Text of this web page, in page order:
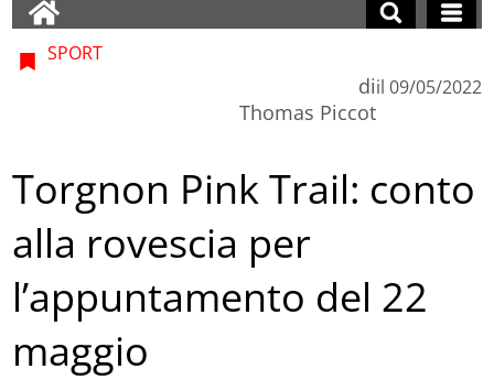
SPORT
di
Thomas Piccot
il 09/05/2022
Torgnon Pink Trail: conto
alla rovescia per
l’appuntamento del 22
maggio